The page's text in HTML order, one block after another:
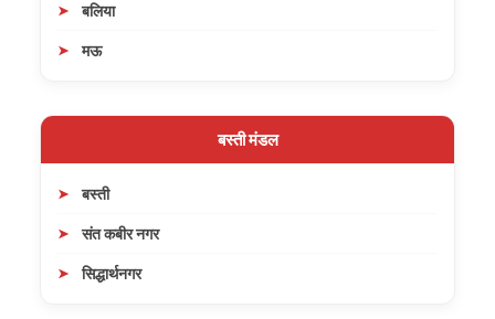
बलिया
मऊ
बस्ती मंडल
बस्ती
संत कबीर नगर
सिद्धार्थनगर